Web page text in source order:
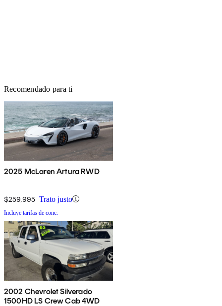
Recomendado para ti
2025 McLaren Artura RWD
$259,995 Trato justo
Incluye tarifas de conc.
2002 Chevrolet Silverado
1500HD LS Crew Cab 4WD